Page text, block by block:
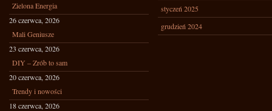
Zielona Energia
26 czerwca, 2026
Mali Geniusze
23 czerwca, 2026
DIY – Zrób to sam
20 czerwca, 2026
Trendy i nowości
18 czerwca, 2026
styczeń 2025
grudzień 2024